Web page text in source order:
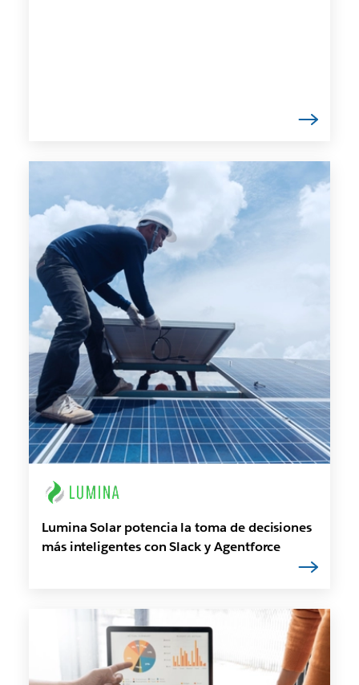
Lumina Solar potencia la toma de decisiones
más inteligentes con Slack y Agentforce